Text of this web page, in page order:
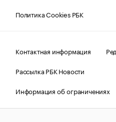
Политика Cookies РБК
Контактная информация
Рассылка РБК Новости
Информация об ограничениях
Правовая информация
О